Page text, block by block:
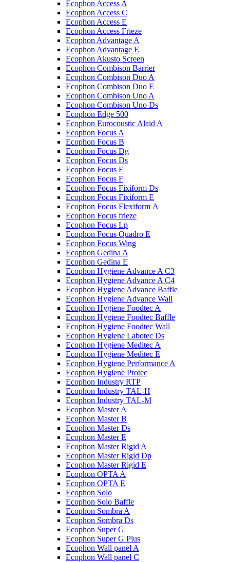
Ecophon Access A
Ecophon Access C
Ecophon Access E
Ecophon Access Frieze
Ecophon Advantage A
Ecophon Advantage E
Ecophon Akusto Screen
Ecophon Combison Barrier
Ecophon Combison Duo A
Ecophon Combison Duo E
Ecophon Combison Uno A
Ecophon Combison Uno Ds
Ecophon Edge 500
Ecophon Eurocoustic Alaid A
Ecophon Focus A
Ecophon Focus B
Ecophon Focus Dg
Ecophon Focus Ds
Ecophon Focus E
Ecophon Focus F
Ecophon Focus Fixiform Ds
Ecophon Focus Fixiform E
Ecophon Focus Flexiform А
Ecophon Focus frieze
Ecophon Focus Lp
Ecophon Focus Quаdro E
Ecophon Focus Wing
Ecophon Gedina A
Ecophon Gedina E
Ecophon Hygiene Advance A C3
Ecophon Hygiene Advance A C4
Ecophon Hygiene Advance Baffle
Ecophon Hygiene Advance Wall
Ecophon Hygiene Foodtec A
Ecophon Hygiene Foodtec Baffle
Ecophon Hygiene Foodtec Wall
Ecophon Hygiene Labotec Ds
Ecophon Hygiene Meditec A
Ecophon Hygiene Meditec E
Ecophon Hygiene Performance A
Ecophon Hygiene Proteс
Ecophon Industry RTP
Ecophon Industry TAL-H
Ecophon Industry TAL-M
Ecophon Master A
Ecophon Master B
Ecophon Master Ds
Ecophon Master E
Ecophon Master Rigid A
Ecophon Master Rigid Dp
Ecophon Master Rigid E
Ecophon OPTA A
Ecophon OPTA E
Ecophon Solo
Ecophon Solo Baffle
Ecophon Sombra A
Ecophon Sombra Ds
Ecophon Super G
Ecophon Super G Plus
Ecophon Wall panel A
Ecophon Wall panel C